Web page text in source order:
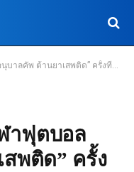
สพติด” ครั้งที่ 20 ประจำปีการศึกษา 2566
าฟุตบอล
พติด” ครั้ง